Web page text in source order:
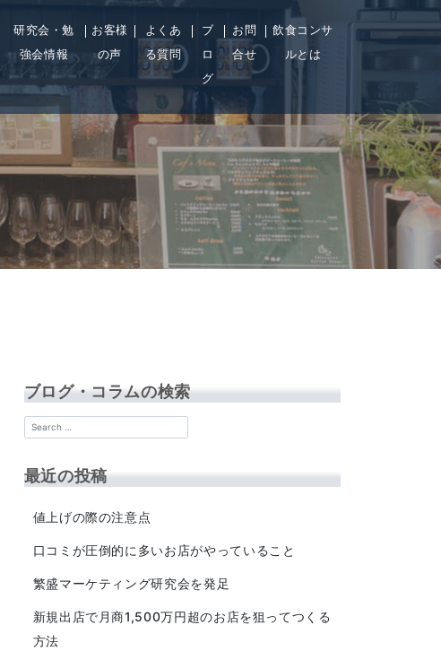
研究会・勉
強会情報
お客様
の声
よくあ
る質問
ブ
ロ
グ
お問
合せ
飲食コンサ
ルとは
ブログ・コラムの検索
最近の投稿
値上げの際の注意点
口コミが圧倒的に多いお店がやっていること
繁盛マーケティング研究会を発足
新規出店で月商1,500万円超のお店を狙ってつくる
方法